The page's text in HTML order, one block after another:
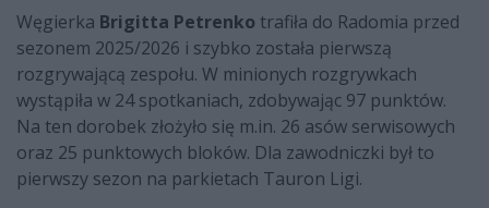
Węgierka Brigitta Petrenko trafiła do Radomia przed
sezonem 2025/2026 i szybko została pierwszą
rozgrywającą zespołu. W minionych rozgrywkach
wystąpiła w 24 spotkaniach, zdobywając 97 punktów.
Na ten dorobek złożyło się m.in. 26 asów serwisowych
oraz 25 punktowych bloków. Dla zawodniczki był to
pierwszy sezon na parkietach Tauron Ligi.